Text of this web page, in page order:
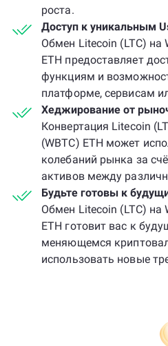
роста.
Доступ к уникальным
Обмен Litecoin (LTC) на
ETH предоставляет
функциям и
платформе, сервисам
Хеджирование от
Конвертация Litecoin
(WBTC) ETH может
колебаний рынка за
активов между
Будьте готовы к
Обмен Litecoin (LTC) на
ETH готовит вас к
меняющемся
использовать новые